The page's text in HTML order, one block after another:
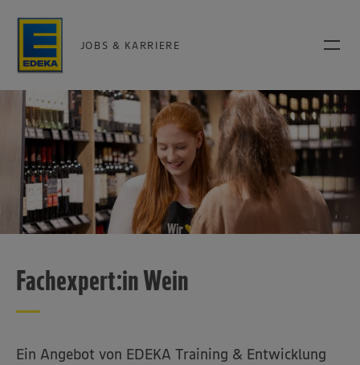
JOBS & KARRIERE
Fachexpert:in Wein
Ein Angebot von EDEKA Training & Entwicklung